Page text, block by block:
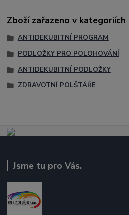
Zboží zařazeno v kategoriích
ANTIDEKUBITNÍ PROGRAM
PODLOŽKY PRO POLOHOVÁNÍ
ANTIDEKUBITNÍ PODLOŽKY
ZDRAVOTNÍ POLŠTÁŘE
Jsme tu pro Vás.